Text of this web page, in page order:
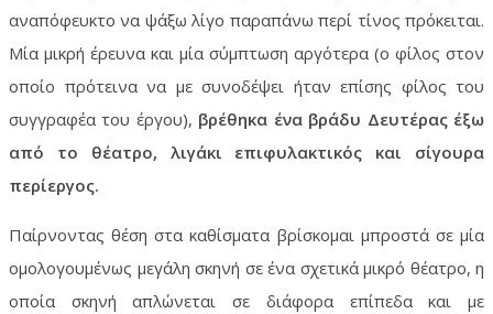
αναπόφευκτο να ψάξω λίγο παραπάνω περί τίνος πρόκειται.
Μία μικρή έρευνα και μία σύμπτωση αργότερα (ο φίλος στον
οποίο πρότεινα να με συνοδέψει ήταν επίσης φίλος του
συγγραφέα του έργου), βρέθηκα ένα βράδυ Δευτέρας έξω
από το θέατρο, λιγάκι επιφυλακτικός και σίγουρα
περίεργος.
Παίρνοντας θέση στα καθίσματα βρίσκομαι μπροστά σε μία
ομολογουμένως μεγάλη σκηνή σε ένα σχετικά μικρό θέατρο, η
οποία σκηνή απλώνεται σε διάφορα επίπεδα και με